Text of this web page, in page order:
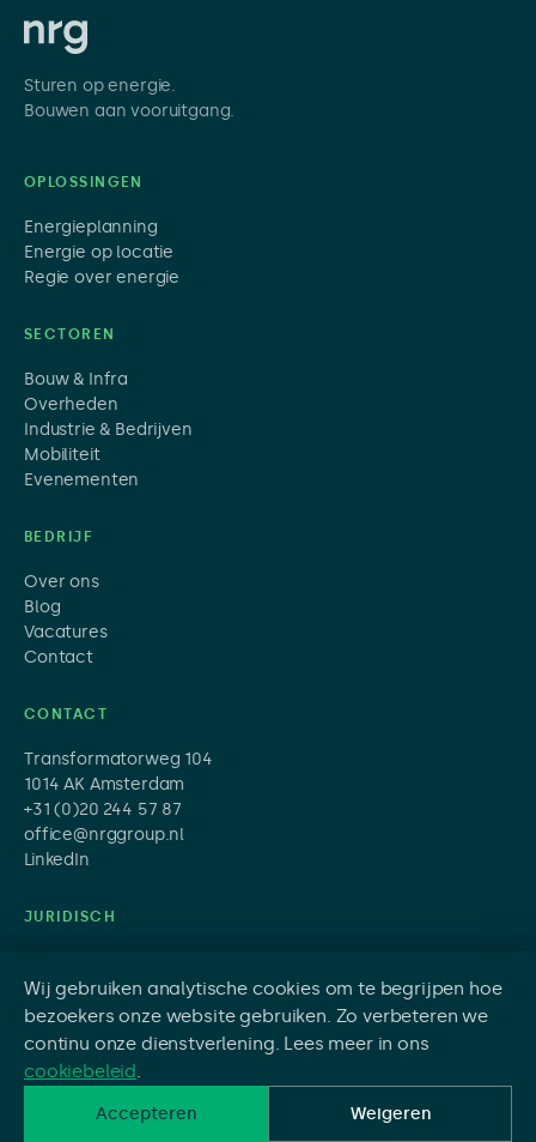
Sturen op energie.
Bouwen aan vooruitgang.
OPLOSSINGEN
Energieplanning
Energie op locatie
Regie over energie
SECTOREN
Bouw & Infra
Overheden
Industrie & Bedrijven
Mobiliteit
Evenementen
BEDRIJF
Over ons
Blog
Vacatures
Contact
CONTACT
Transformatorweg 104
1014 AK Amsterdam
+31 (0)20 244 57 87
office@nrggroup.nl
LinkedIn
JURIDISCH
Disclaimer
Disclosure Policy
Cookies
NRG Group. Alle rechten voorbehouden.
Wij gebruiken analytische cookies om te begrijpen hoe
bezoekers onze website gebruiken. Zo verbeteren we
continu onze dienstverlening. Lees meer in ons
cookiebeleid.
Accepteren Weigeren